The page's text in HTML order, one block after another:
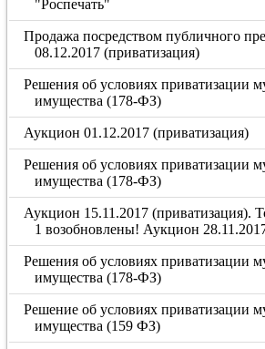
"Роспечать"
Продажа посредством публичного
08.12.2017 (приватизация)
Решения об условиях приватизации
имущества (178-ФЗ)
Аукцион 01.12.2017 (приватизация)
Решения об условиях приватизации
имущества (178-ФЗ)
Аукцион 15.11.2017 (приватизация).
1 возобновлены! Аукцион
Решения об условиях приватизации
имущества (178-ФЗ)
Решение об условиях приватизации
имущества (159 ФЗ)